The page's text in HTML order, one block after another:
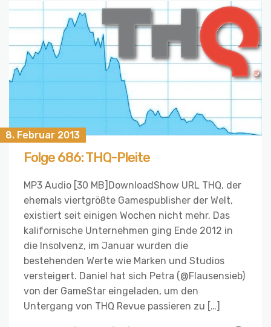
8. Februar 2013
Folge 686: THQ-Pleite
MP3 Audio [30 MB]DownloadShow URL THQ, der
ehemals viertgrößte Gamespublisher der Welt,
existiert seit einigen Wochen nicht mehr. Das
kalifornische Unternehmen ging Ende 2012 in
die Insolvenz, im Januar wurden die
bestehenden Werte wie Marken und Studios
versteigert. Daniel hat sich Petra (@Flausensieb)
von der GameStar eingeladen, um den
Untergang von THQ Revue passieren zu […]